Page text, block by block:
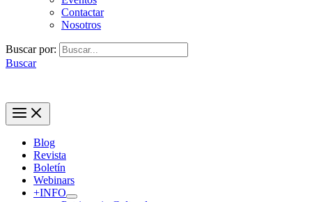
Contactar
Nosotros
Buscar por:
Buscar
Blog
Revista
Boletín
Webinars
+INFO